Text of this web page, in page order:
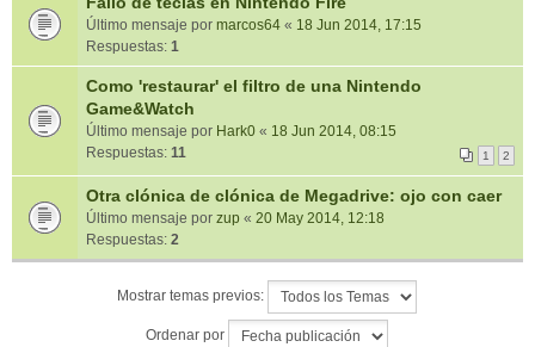
Último mensaje por marcos64 « 18 Jun 2014, 17:15
Respuestas: 1
Como 'restaurar' el filtro de una Nintendo
Game&Watch
Último mensaje por Hark0 « 18 Jun 2014, 08:15
Respuestas: 11 1 2
Otra clónica de clónica de Megadrive: ojo con caer
Último mensaje por zup « 20 May 2014, 12:18
Respuestas: 2
Mostrar temas previos:
Ordenar por